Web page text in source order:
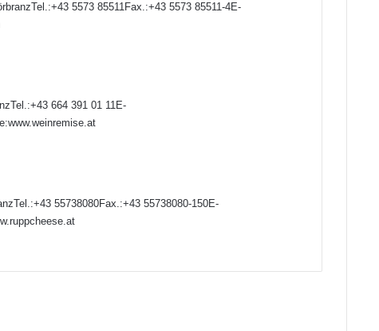
5573 85511Fax.:+43 5573 85511-4E-
664 391 01 11E-
55738080Fax.:+43 55738080-150E-